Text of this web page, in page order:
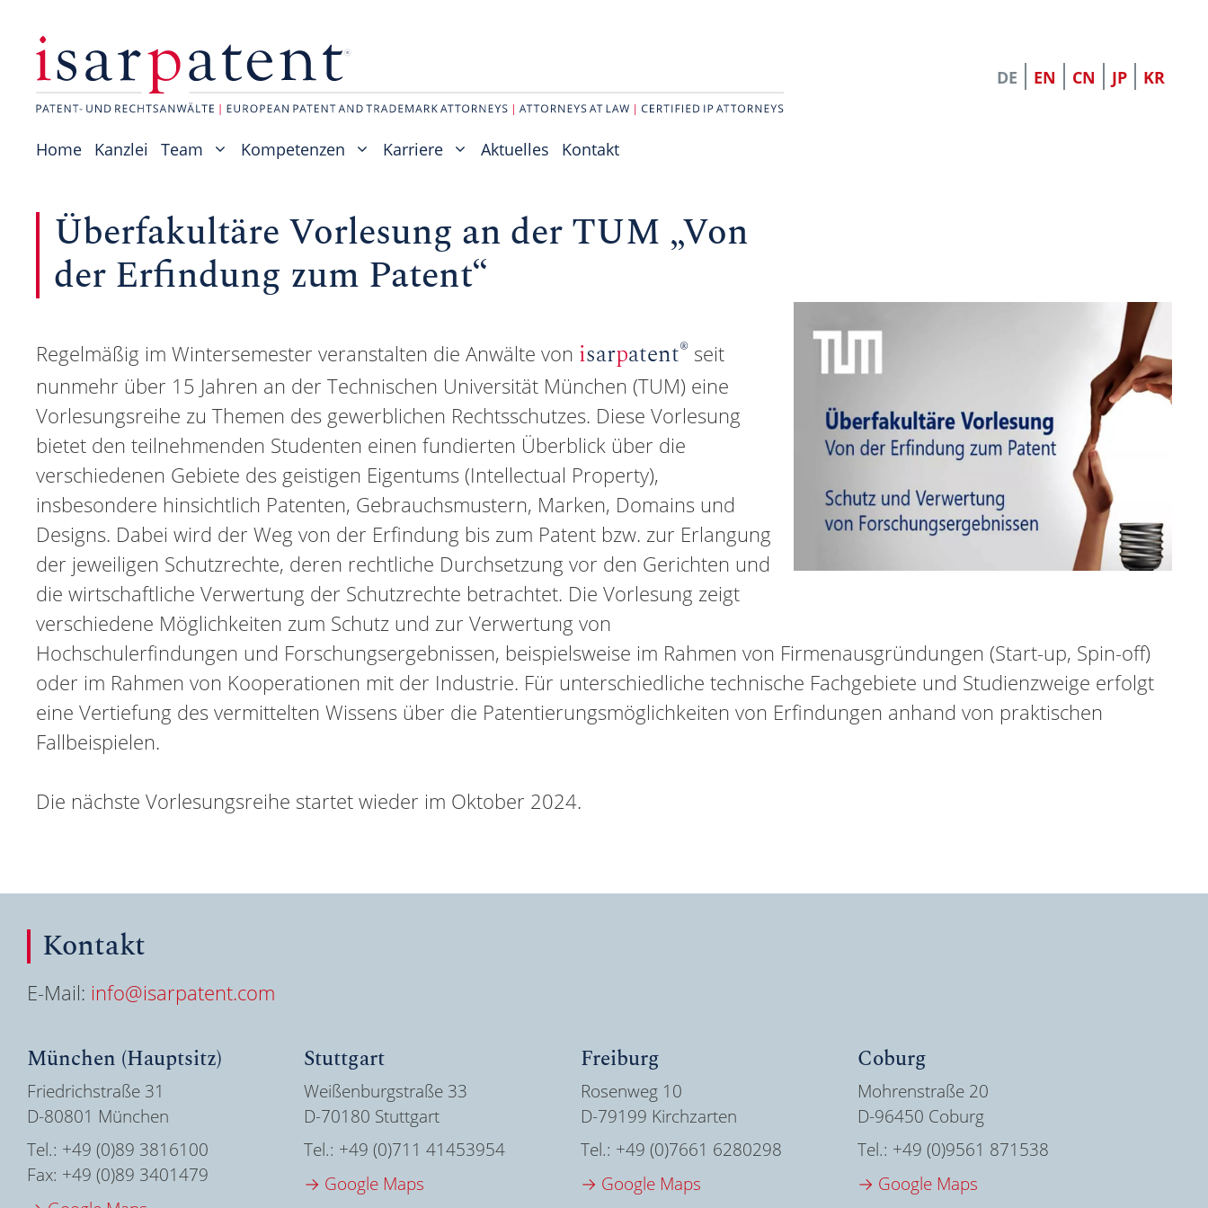
Inhalt
springen
DE EN CN JP KR
Home Kanzlei Team Kompetenzen Karriere Aktuelles Kontakt
Überfakultäre Vorlesung an der TUM „Von
der Erfindung zum Patent“
Regelmäßig im Wintersemester veranstalten die Anwälte von isarpatent® seit
nunmehr über 15 Jahren an der Technischen Universität München (TUM) eine
Vorlesungsreihe zu Themen des gewerblichen Rechtsschutzes. Diese Vorlesung
bietet den teilnehmenden Studenten einen fundierten Überblick über die
verschiedenen Gebiete des geistigen Eigentums (Intellectual Property),
insbesondere hinsichtlich Patenten, Gebrauchsmustern, Marken, Domains und
Designs. Dabei wird der Weg von der Erfindung bis zum Patent bzw. zur Erlangung
der jeweiligen Schutzrechte, deren rechtliche Durchsetzung vor den Gerichten und
die wirtschaftliche Verwertung der Schutzrechte betrachtet. Die Vorlesung zeigt
verschiedene Möglichkeiten zum Schutz und zur Verwertung von
Hochschulerfindungen und Forschungsergebnissen, beispielsweise im Rahmen von Firmenausgründungen (Start-up, Spin-off)
oder im Rahmen von Kooperationen mit der Industrie. Für unterschiedliche technische Fachgebiete und Studienzweige erfolgt
eine Vertiefung des vermittelten Wissens über die Patentierungsmöglichkeiten von Erfindungen anhand von praktischen
Fallbeispielen.
Die nächste Vorlesungsreihe startet wieder im Oktober 2024.
Kontakt
E-Mail: info@isarpatent.com
München (Hauptsitz)
Friedrichstraße 31
D-80801 München
Tel.: +49 (0)89 3816100
Fax: +49 (0)89 3401479
Stuttgart
Weißenburgstraße 33
D-70180 Stuttgart
Tel.: +49 (0)711 41453954
→ Google Maps
Freiburg
Rosenweg 10
D-79199 Kirchzarten
Tel.: +49 (0)7661 6280298
→ Google Maps
Coburg
Mohrenstraße 20
D-96450 Coburg
Tel.: +49 (0)9561 871538
→ Google Maps